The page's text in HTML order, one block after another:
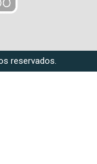
reservados.